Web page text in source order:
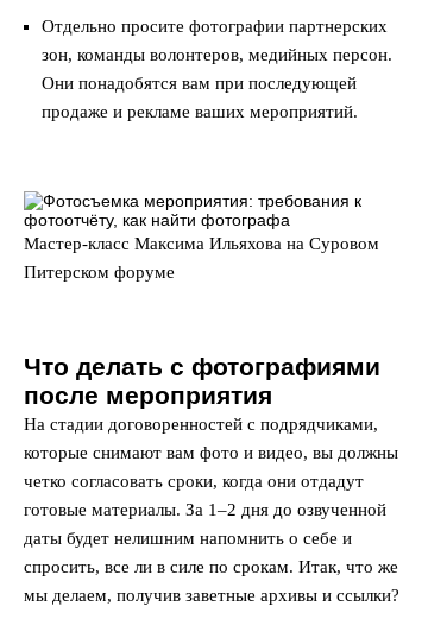
Отдельно просите фотографии партнерских
зон, команды волонтеров, медийных персон.
Они понадобятся вам при последующей
продаже и рекламе ваших мероприятий.
Мастер-класс Максима Ильяхова на Суровом
Питерском форуме
Что делать с фотографиями
после мероприятия
На стадии договоренностей с подрядчиками,
которые снимают вам фото и видео, вы должны
четко согласовать сроки, когда они отдадут
готовые материалы. За 1–2 дня до озвученной
даты будет нелишним напомнить о себе и
спросить, все ли в силе по срокам. Итак, что же
мы делаем, получив заветные архивы и ссылки?